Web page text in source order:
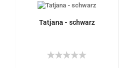
Tatjana - schwarz